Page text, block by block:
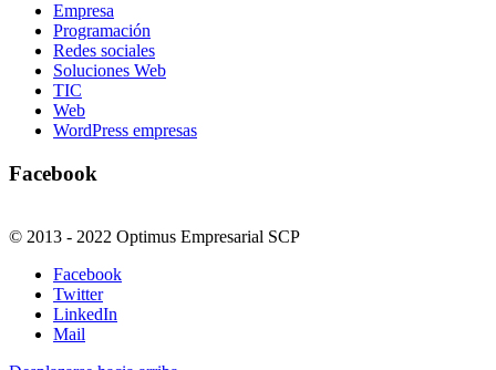
Empresa
Programación
Redes sociales
Soluciones Web
TIC
Web
WordPress empresas
Facebook
© 2013 - 2022 Optimus Empresarial SCP
Facebook
Twitter
LinkedIn
Mail